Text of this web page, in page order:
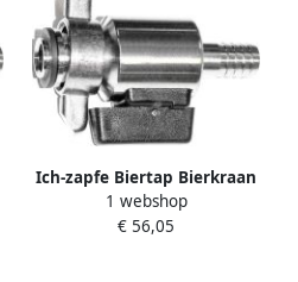
Ich-zapfe Biertap Bierkraan
Recht gemaakt van
roestvrij staal grootte: 7
1 webshop
€ 56,05